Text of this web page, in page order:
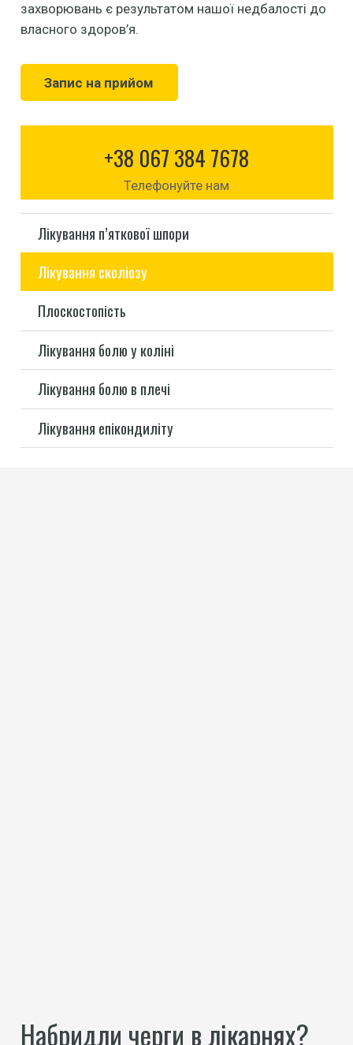
захворювань є результатом нашої недбалості до
власного здоров’я.
Запис на прийом
+38 067 384 7678
Телефонуйте нам
Лікування п’яткової шпори
Лікування сколіозу
Плоскостопість
Лікування болю у коліні
Лікування болю в плечі
Лікування епікондиліту
Набридли черги в лікарнях?